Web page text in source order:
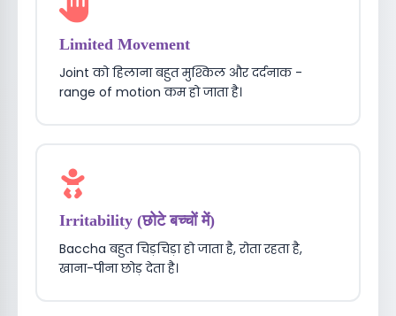
Limited Movement
Joint को हिलाना बहुत मुश्किल और दर्दनाक -
range of motion कम हो जाता है।
Irritability (छोटे बच्चों में)
Baccha बहुत चिड़चिड़ा हो जाता है, रोता रहता है,
खाना-पीना छोड़ देता है।